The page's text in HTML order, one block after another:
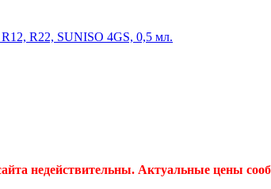
R22, SUNISO 4GS, 0,5 мл.
недействительны. Актуальные цены